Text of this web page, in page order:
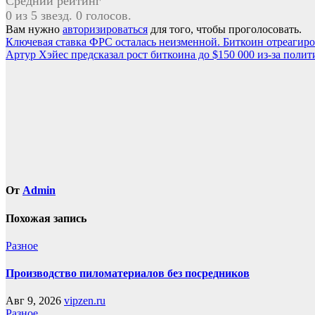
0 из 5 звезд. 0 голосов.
Вам нужно авторизироваться для того, чтобы проголосовать.
Навигация
по
Ключевая ставка ФРС осталась неизменной. Биткоин
Артур Хэйес предсказал рост биткоина до $150 000 из-за
От Admin
Похожая запись
Разное
Производство пиломатериалов без посредников
Авг 9, 2026 vipzen.ru